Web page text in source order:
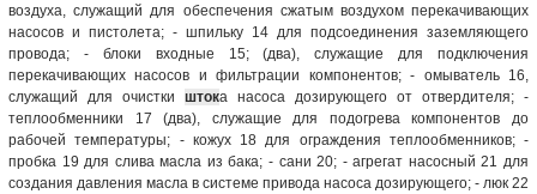
воздуха, служащий для обеспечения сжатым воздухом перекачивающих
насосов и пистолета; - шпильку 14 для подсоединения заземляющего
провода; - блоки входные 15; (два), служащие для подключения
перекачивающих насосов и фильтрации компонентов; - омыватель 16,
служащий для очистки штока насоса дозирующего от отвердителя; -
теплообменники 17 (два), служащие для подогрева компонентов до
рабочей температуры; - кожух 18 для ограждения теплообменников; -
пробка 19 для слива масла из бака; - сани 20; - агрегат насосный 21 для
создания давления масла в системе привода насоса дозирующего; - люк 22